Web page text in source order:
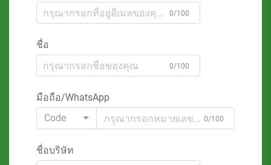
0/100
ชื่อ
0/100
มือถือ/WhatsApp
Code
0/100
ชื่อบริษัท